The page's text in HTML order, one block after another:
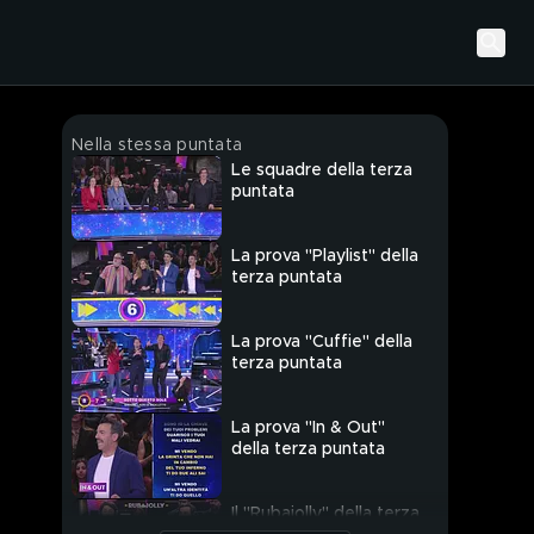
Nella stessa puntata
Le squadre della terza
puntata
La prova "Playlist" della
terza puntata
La prova "Cuffie" della
terza puntata
La prova "In & Out"
della terza puntata
Il "Rubajolly" della terza